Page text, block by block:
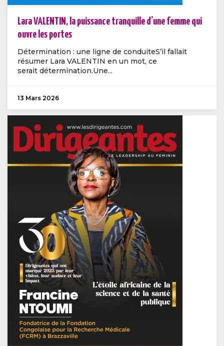
Lara VALENTIN, la puissance tranquille d’une femme qui
ouvre les portes
Détermination : une ligne de conduiteS’il fallait
résumer Lara VALENTIN en un mot, ce
serait détermination.Une...
13 Mars 2026